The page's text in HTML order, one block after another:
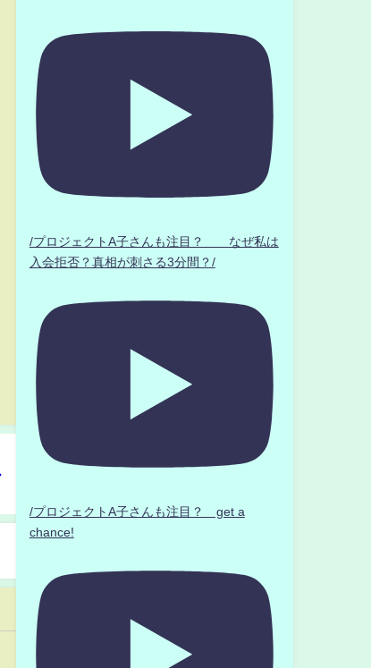
/プロジェクトA子さんも注目？ なぜ私は
入会拒否？真相が刺さる3分間？/
/プロジェクトA子さんも注目？ get a
chance!